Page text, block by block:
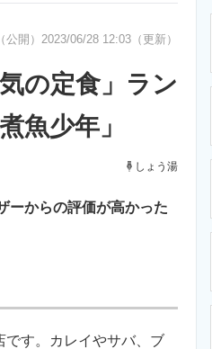
経営リーダー
・比較・事例 製造業のIT導入
エネルギーの
開） 2023/06/28 12:03（更新）
の定食」ラン
魚少年」
しょう湯
からの評価が高かった
す。カレイやサバ、ブ